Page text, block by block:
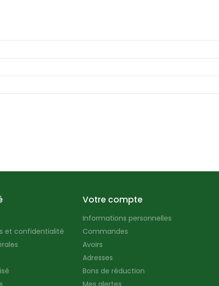
et confidentialité
Votre compte
Informations personnelles
Commandes
Avoirs
Adresses
Bons de réduction
Mes alertes